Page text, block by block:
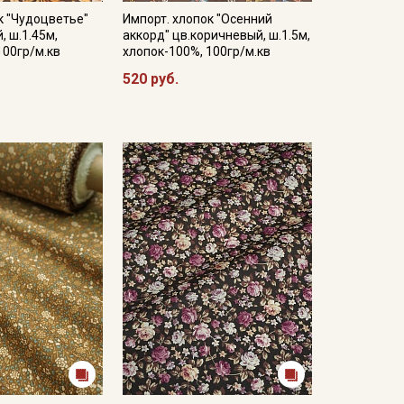
"Чудоцветье"
ш.1.45м,
м.кв
Импорт. хлопок "Осенний
аккорд" цв.коричневый, ш.1.5м,
хлопок-100%, 100гр/м.кв
520 руб.